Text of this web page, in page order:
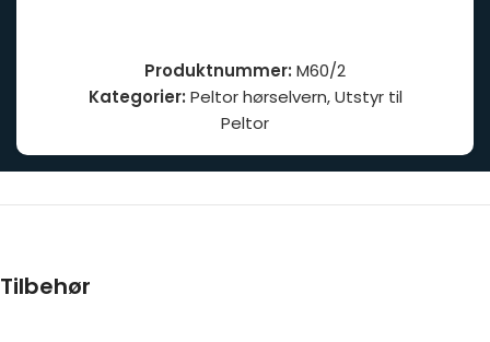
Produktnummer: M60/2
Kategorier: Peltor hørselvern, Utstyr til
Peltor
Tilbehør